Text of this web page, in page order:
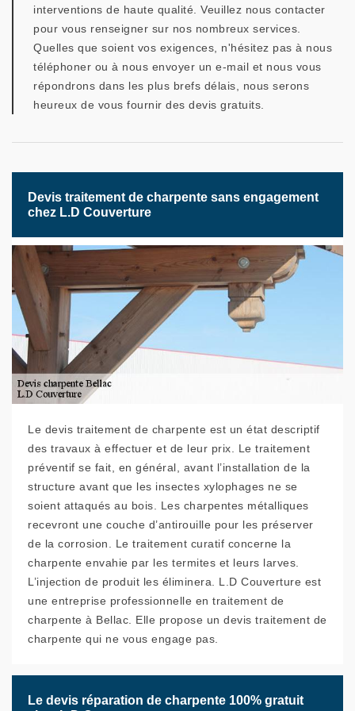
interventions de haute qualité. Veuillez nous contacter
pour vous renseigner sur nos nombreux services.
Quelles que soient vos exigences, n'hésitez pas à nous
téléphoner ou à nous envoyer un e-mail et nous vous
répondrons dans les plus brefs délais, nous serons
heureux de vous fournir des devis gratuits.
Devis traitement de charpente sans engagement
chez L.D Couverture
Le devis traitement de charpente est un état descriptif
des travaux à effectuer et de leur prix. Le traitement
préventif se fait, en général, avant l’installation de la
structure avant que les insectes xylophages ne se
soient attaqués au bois. Les charpentes métalliques
recevront une couche d’antirouille pour les préserver
de la corrosion. Le traitement curatif concerne la
charpente envahie par les termites et leurs larves.
L’injection de produit les éliminera. L.D Couverture est
une entreprise professionnelle en traitement de
charpente à Bellac. Elle propose un devis traitement de
charpente qui ne vous engage pas.
Le devis réparation de charpente 100% gratuit